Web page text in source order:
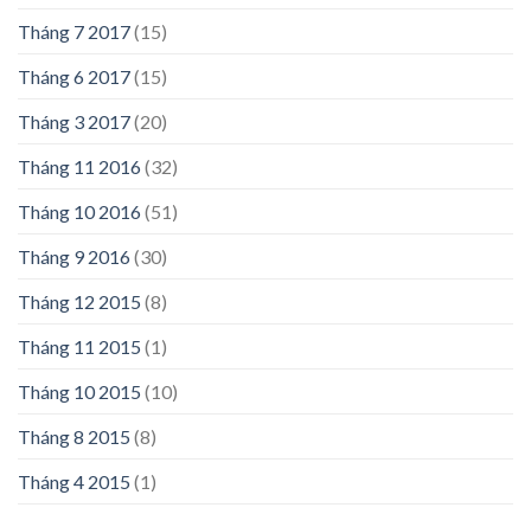
Tháng 7 2017(15)
Tháng 6 2017(15)
Tháng 3 2017(20)
Tháng 11 2016(32)
Tháng 10 2016(51)
Tháng 9 2016(30)
Tháng 12 2015 (8)
Tháng 11 2015 (1)
Tháng 10 2015 (10)
Tháng 8 2015 (8)
Tháng 4 2015 (1)